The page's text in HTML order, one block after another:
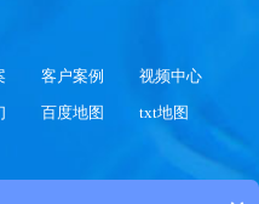
客户案例
视频中心
百度地图 txt地图